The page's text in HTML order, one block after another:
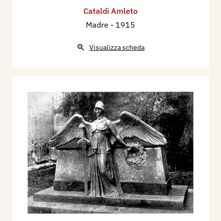
dell’Accademia di Villa Medici a definire
e che il Re in seguito, acquistava e
fu fatta per conto di un mecenate genovese
Altre opere seguirono, possenti espressioni del
suo impeto giovanile, e da quel giorno fu un
continuo succedersi di richieste, di inviti, e di
trionfi, di guadagni. Lo troviamo un po’
dappertutto e sempre ai primi posti, robusta
incarnazione dell’arte italiana, a Monaco, a
Parigi, a Londra, a Bruxelles, a Barcellona, a
Buenos-Ayres. Il Municipio di Roma acquista
’Anforaper ornare un lembo del Pincio e in una
Cataldi Amleto
Madre - 1915
Visualizza scheda